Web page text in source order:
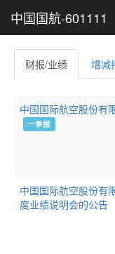
中国国航-601111
财报/业绩 增减
中国国际航空股份有
一季报
中国国际航空股份有
度业绩说明会的公告